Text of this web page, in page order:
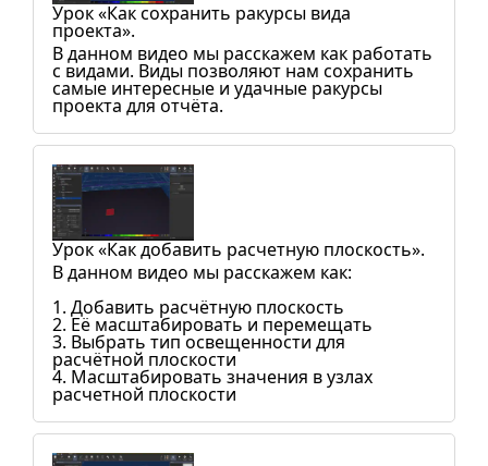
Урок «Как сохранить ракурсы вида
проекта».
В данном видео мы расскажем как работать
с видами. Виды позволяют нам сохранить
самые интересные и удачные ракурсы
проекта для отчёта.
Урок «Как добавить расчетную плоскость».
В данном видео мы расскажем как:
1. Добавить расчётную плоскость
2. Её масштабировать и перемещать
3. Выбрать тип освещенности для
расчётной плоскости
4. Масштабировать значения в узлах
расчетной плоскости